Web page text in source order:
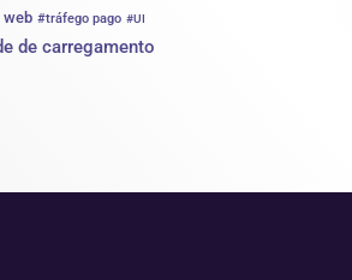
web #tráfego pago #UI
de carregamento